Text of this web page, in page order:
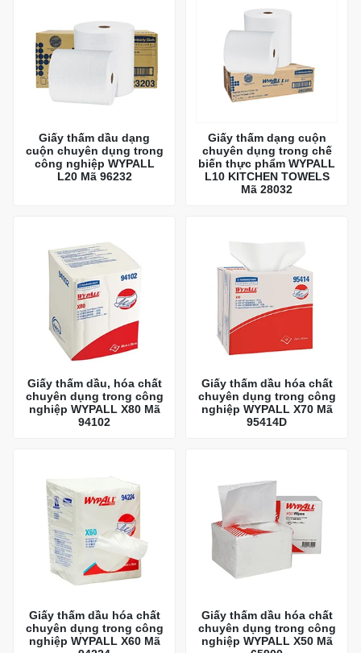
Giấy thấm dầu dạng
cuộn chuyên dụng trong
công nghiệp WYPALL
L20 Mã 96232
Giấy thấm dạng cuộn
chuyên dụng trong chế
biến thực phẩm WYPALL
L10 KITCHEN TOWELS
Mã 28032
Giấy thấm dầu, hóa chất
chuyên dụng trong công
nghiệp WYPALL X80 Mã
94102
Giấy thấm dầu hóa chất
chuyên dụng trong công
nghiệp WYPALL X70 Mã
95414D
Giấy thấm dầu hóa chất
chuyên dụng trong công
nghiệp WYPALL X60 Mã
Giấy thấm dầu hóa chất
chuyên dụng trong công
nghiệp WYPALL X50 Mã